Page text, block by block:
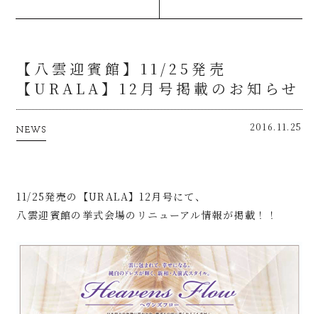
【八雲迎賓館】11/25発売
【URALA】12月号掲載のお知らせ
NEWS 2016.11.25
11/25発売の【URALA】12月号にて、
八雲迎賓館の挙式会場のリニューアル情報が掲載！！